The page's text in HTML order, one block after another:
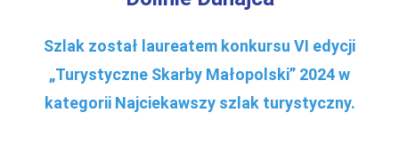
Szlak został laureatem konkursu VI edycji
„Turystyczne Skarby Małopolski” 2024 w
kategorii Najciekawszy szlak turystyczny.